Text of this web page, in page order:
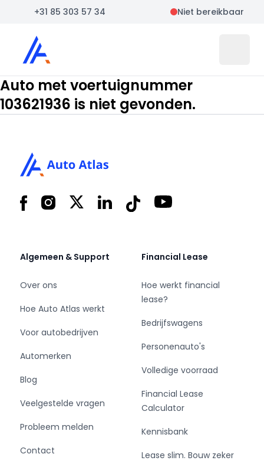
+31 85 303 57 34 Niet bereikbaar
Auto Atlas
Auto met voertuignummer
103621936 is niet gevonden.
FacebookInstagram
X LinkedInTiktok YouTube
Algemeen & Support
Over ons
Hoe Auto Atlas werkt
Voor autobedrijven
Automerken
Blog
Veelgestelde vragen
Probleem melden
Contact
Financial Lease
Hoe werkt financial
lease?
Bedrijfswagens
Personenauto's
Volledige voorraad
Financial Lease
Calculator
Kennisbank
Lease slim. Bouw zeker